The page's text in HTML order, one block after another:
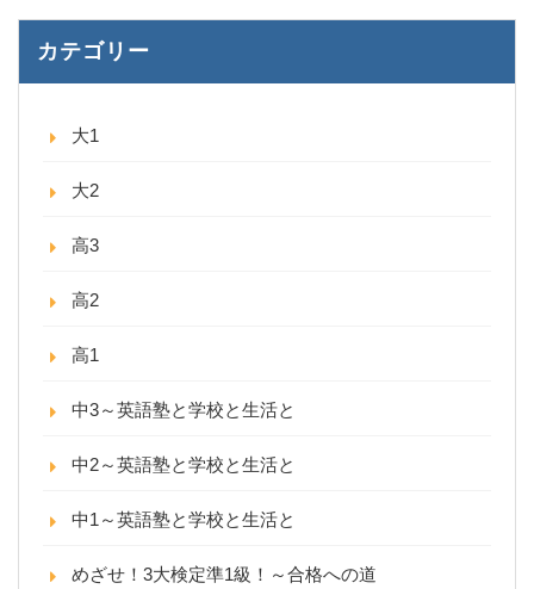
カテゴリー
大1
大2
高3
高2
高1
中3～英語塾と学校と生活と
中2～英語塾と学校と生活と
中1～英語塾と学校と生活と
めざせ！3大検定準1級！～合格への道